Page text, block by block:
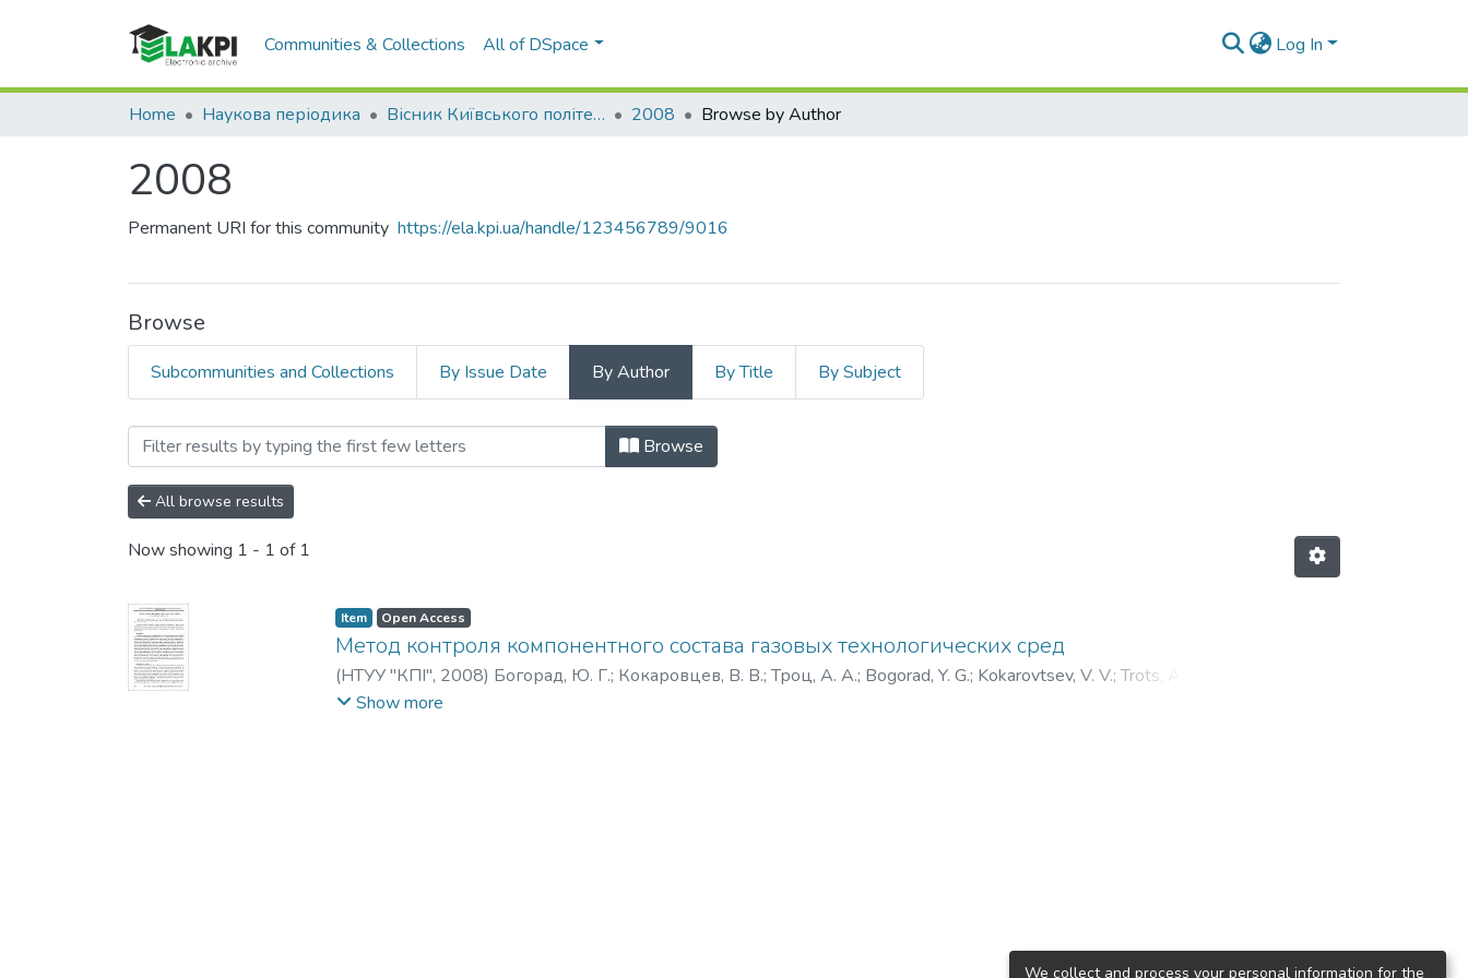
Communities & Collections All of DSpace Log In
Home Наукова періодика Вісник Київського політехнічного інституту. Серія Приладобудування 2008 Browse by Author
2008
Permanent URI for this community https://ela.kpi.ua/handle/123456789/9016
Browse
Subcommunities and Collections By Issue Date By Author By Title By Subject
Browsing 2008 by Author "Bogorad, Y. G."
Browse
All browse results
Now showing 1 - 1 of 1
Item Open Access
Метод контроля компонентного состава газовых технологических сред
(НТУУ "КПІ", 2008) Богорад, Ю. Г.; Кокаровцев, В. В.;Троц, А. А.; Bogorad, Y. G.; Kokarovtsev, V. V.;Trots, A. A.
Богорад, Ю. Г.
Show more
We collect and process your personal information for the